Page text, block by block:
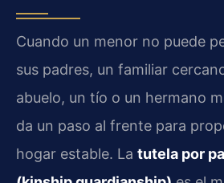
Cuando un menor no puede
sus padres, un familiar
abuelo, un tío o un hermano
da un paso al frente para
hogar estable. La tutela por